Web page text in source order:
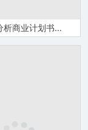
市场数据分析商业计划书商务报告项目推广PPT模板